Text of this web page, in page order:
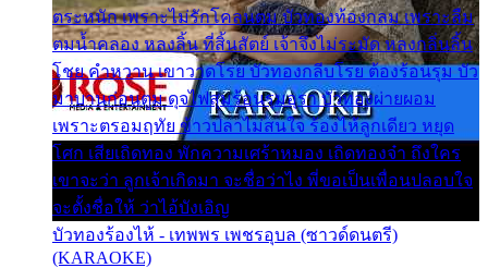
ตระหนัก เพราะไม่รักโคลนตม บัวทองท้องกลม เพราะลืม
ตมน้ำคลอง หลงลิ้น ที่สิ้นสัตย์ เจ้าจึงไม่ระมัด หลงกลิ่นลิ้น
โชย คำหวาน เขาวาดโรย บัวทองกลีบโรย ต้องร้อนรุม บัว
มาบานก่อนตูม ดุจไฟสุมร้อนรุมอุรา บัวทองผ่ายผอม
เพราะตรอมฤทัย ข้าวปลาไม่สนใจ ร้องไห้ลูกเดียว หยุด
โศก เสียเถิดทอง พักความเศร้าหมอง เถิดทองจ๋า ถึงใคร
เขาจะว่า ลูกเจ้าเกิดมา จะชื่อว่าไง พี่ขอเป็นเพื่อนปลอบใจ
จะตั้งชื่อให้ ว่าไอ้บังเอิญ
บัวทองร้องไห้ - เทพพร เพชรอุบล (ซาวด์ดนตรี)
(KARAOKE)